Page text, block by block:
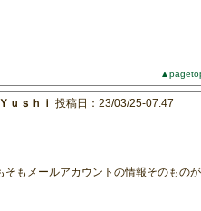
Ｙｕｓｈｉ 投稿日：23/03/25-07:47
もメールアカウントの情報そのものが